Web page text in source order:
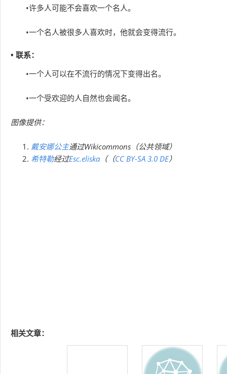
•许多人可能不会喜欢一个名人。
•一个名人被很多人喜欢时，他就会变得流行。
• 联系：
•一个人可以在不流行的情况下变得出名。
•一个受欢迎的人自然也会闻名。
图像提供：
戴安娜公主通过Wikicommons（公共领域）
希特勒经过Esc.eliska （（CC BY-SA 3.0 DE）
相关文章：